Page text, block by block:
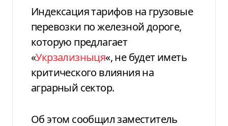
Индексация тарифов на грузовые
перевозки по железной дороге,
которую предлагает
«Укрзализныця«, не будет иметь
критического влияния на
аграрный сектор.
Об этом сообщил заместитель